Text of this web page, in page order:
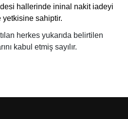
hallerinde ininal nakit iadeyi
yetkisine sahiptir.
herkes yukarıda belirtilen
kabul etmiş sayılır.